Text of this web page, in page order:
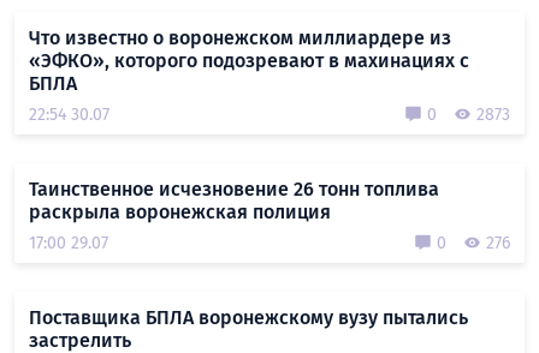
Что известно о воронежском миллиардере из
«ЭФКО», которого подозревают в махинациях с
БПЛА
22:54 30.07 0 2873
Таинственное исчезновение 26 тонн топлива
раскрыла воронежская полиция
17:00 29.07 0 276
Поставщика БПЛА воронежскому вузу пытались
застрелить